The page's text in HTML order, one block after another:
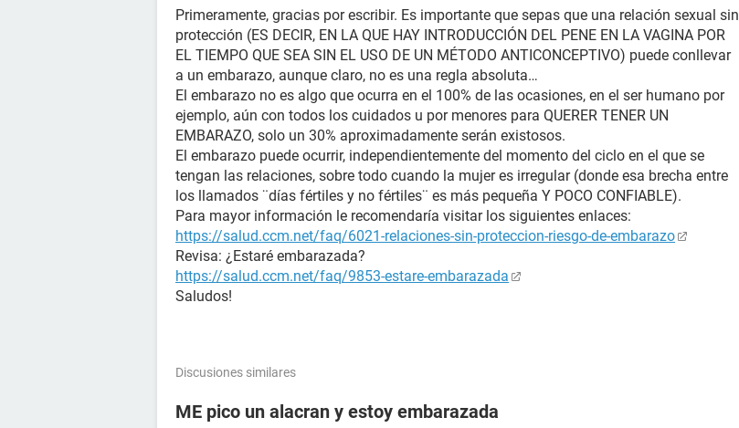
Primeramente, gracias por escribir. Es importante que sepas que una relación sexual sin
protección (ES DECIR, EN LA QUE HAY INTRODUCCIÓN DEL PENE EN LA VAGINA POR
EL TIEMPO QUE SEA SIN EL USO DE UN MÉTODO ANTICONCEPTIVO) puede conllevar
a un embarazo, aunque claro, no es una regla absoluta…
El embarazo no es algo que ocurra en el 100% de las ocasiones, en el ser humano por
ejemplo, aún con todos los cuidados u por menores para QUERER TENER UN
EMBARAZO, solo un 30% aproximadamente serán existosos.
El embarazo puede ocurrir, independientemente del momento del ciclo en el que se
tengan las relaciones, sobre todo cuando la mujer es irregular (donde esa brecha entre
los llamados ¨días fértiles y no fértiles¨ es más pequeña Y POCO CONFIABLE).
Para mayor información le recomendaría visitar los siguientes enlaces:
https://salud.ccm.net/faq/6021-relaciones-sin-proteccion-riesgo-de-embarazo
Revisa: ¿Estaré embarazada?
https://salud.ccm.net/faq/9853-estare-embarazada
Saludos!
Discusiones similares
ME pico un alacran y estoy embarazada